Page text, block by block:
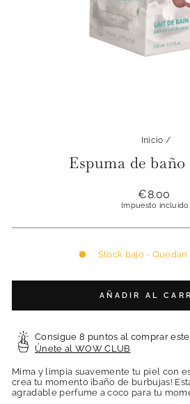
Inicio /
Espuma de baño
Precio
habitual
€8.00
Impuesto incluido.
Stock bajo -
AÑADIR AL
Consigue 8 puntos al comprar
Únete al WOW CLUB
Mima y limpia suavemente tu piel con
crea tu momento ¡baño de burbujas!
agradable perfume a coco para tu